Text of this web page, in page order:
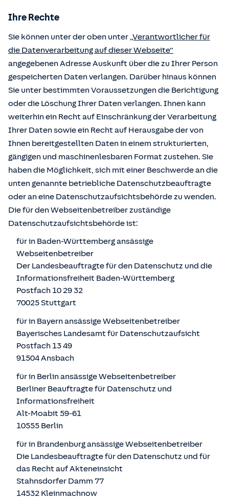
Ihre Rechte
Sie können unter der oben unter „Verantwortlicher für
die Datenverarbeitung auf dieser Webseite“
angegebenen Adresse Auskunft über die zu Ihrer Person
gespeicherten Daten verlangen. Darüber hinaus können
Sie unter bestimmten Voraussetzungen die Berichtigung
oder die Löschung Ihrer Daten verlangen. Ihnen kann
weiterhin ein Recht auf Einschränkung der Verarbeitung
Ihrer Daten sowie ein Recht auf Herausgabe der von
Ihnen bereitgestellten Daten in einem strukturierten,
gängigen und maschinenlesbaren Format zustehen. Sie
haben die Möglichkeit, sich mit einer Beschwerde an die
unten genannte betriebliche Datenschutzbeauftragte
oder an eine Datenschutzaufsichtsbehörde zu wenden.
Die für den Webseitenbetreiber zuständige
Datenschutzaufsichtsbehörde ist:
für in Baden-Württemberg ansässige
Webseitenbetreiber
Der Landesbeauftragte für den Datenschutz und die
Informationsfreiheit Baden-Württemberg
Postfach 10 29 32
70025 Stuttgart
für in Bayern ansässige Webseitenbetreiber
Bayerisches Landesamt für Datenschutzaufsicht
Postfach 13 49
91504 Ansbach
für in Berlin ansässige Webseitenbetreiber
Berliner Beauftragte für Datenschutz und
Informationsfreiheit
Alt-Moabit 59-61
10555 Berlin
für in Brandenburg ansässige Webseitenbetreiber
Die Landesbeauftragte für den Datenschutz und für
das Recht auf Akteneinsicht
Stahnsdorfer Damm 77
14532 Kleinmachnow